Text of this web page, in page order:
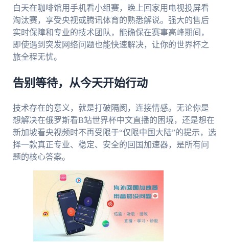
白天在咖啡馆用手机看小组赛，晚上回家用电视投屏看
淘汰赛，享受央视或腾讯体育的熟悉解说。强大的售后
实时保障和专业的技术团队，能确保在赛事高峰期间，
即使遇到突发网络问题也能快速解决，让你的世界杯之
旅全程无忧。
告别等待，从今天开始行动
技术存在的意义，就是打破隔阂，连接情感。无论你是
想解决在俄罗斯看B站世界杯中文直播的困境，还是想在
新加坡看央视频时不再受限于“仅限中国大陆”的提示，选
择一款真正专业、稳定、安全的回国加速器，是所有问
题的核心答案。